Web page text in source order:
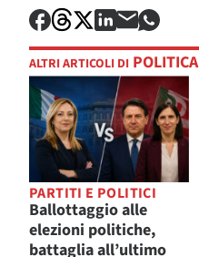
ALTRI ARTICOLI DI POLITICA
PARTITI E POLITICI
Ballottaggio alle
elezioni politiche,
battaglia all’ultimo